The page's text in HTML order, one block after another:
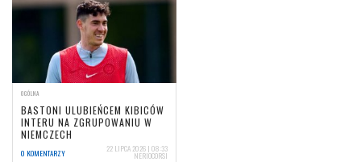
OGÓLNA
BASTONI ULUBIEŃCEM KIBICÓW
INTERU NA ZGRUPOWANIU W
NIEMCZECH
0 KOMENTARZY 22 LIPCA 2026 | 08:33
NERIOCORSI